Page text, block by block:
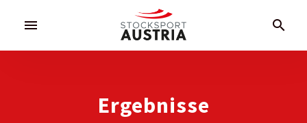
menu search
Ergebnisse